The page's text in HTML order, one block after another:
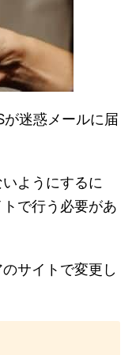
迷惑メールに届
ようにするに
で行う必要があ
サイトで変更し